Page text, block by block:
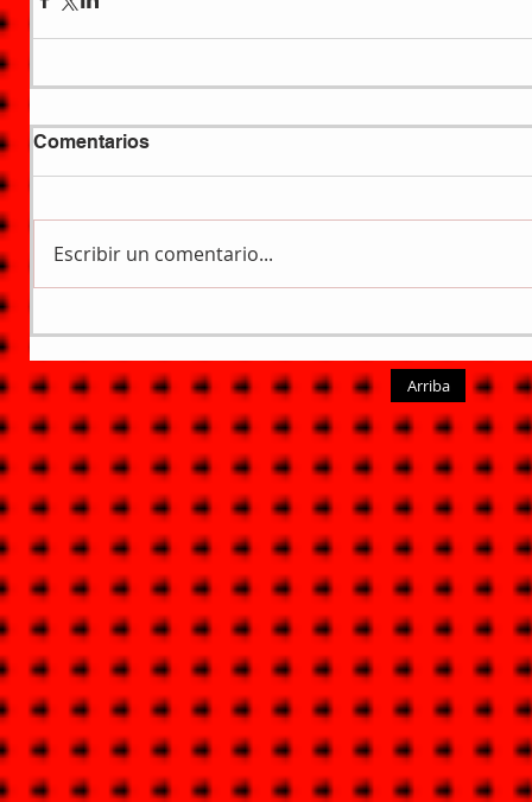
Comentarios
Escribir un comentario...
Arriba